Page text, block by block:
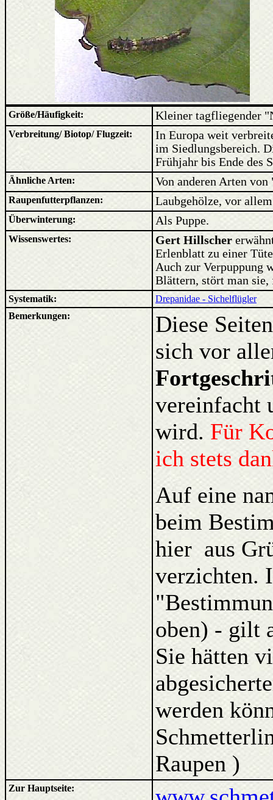
Größe/Häufigkeit: Kleiner tagfliegender
Verbreitung/ Biotop/ Flugzeit:
In Europa weit
im Siedlungsbereich.
Frühjahr bis Ende des
Ähnliche Arten: Von anderen Arten
Raupenfutterpflanzen: Laubgehölze, vor
Überwinterung: Als Puppe.
Wissenswertes: Gert Hillscher
Erlenblatt zu einer
Auch zur Verpuppung
Blättern, stört man
Systematik:
Drepanidae - Sichelflügler
Bemerkungen:
Diese
sich vor
vereinfacht
wird. Für
ich stets
Auf eine
beim
hier aus
verzichten.
oben) - gilt
Sie hätten
werden
Raupen )
Zur Hauptseite: